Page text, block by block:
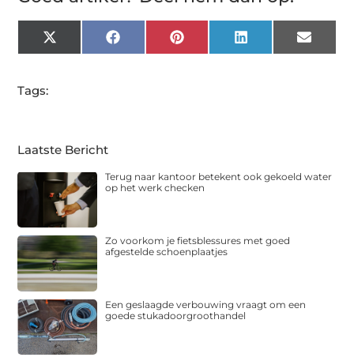
X
(Twitter)
FacebookPinterest LinkedIn Email
Tags:
Laatste Bericht
Terug naar kantoor betekent ook gekoeld water
op het werk checken
Zo voorkom je fietsblessures met goed
afgestelde schoenplaatjes
Een geslaagde verbouwing vraagt om een
goede stukadoorgroothandel